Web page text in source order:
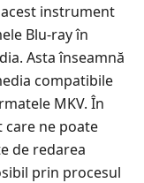
instrument
Blu-ray în
Asta înseamnă
compatibile
MKV. În
care ne poate
de redarea
prin procesul